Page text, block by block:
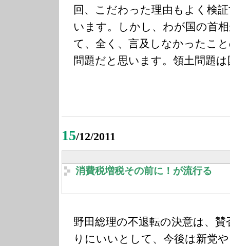
回、こだわった理由もよく検
います。しかし、わが国の首
て、全く、言及しなかったこ
問題だと思います。領土問題
15/12/2011
消費税増税その前に！が流行る
野田総理の不退転の決意は、
りにいいとして、今後は新党